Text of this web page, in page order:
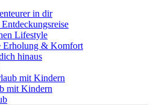
in dir
Lifestyle
Erholung & Komfort
hinaus
mit Kindern
mit Kindern